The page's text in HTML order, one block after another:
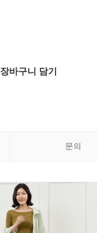
장바구니 담기
문의